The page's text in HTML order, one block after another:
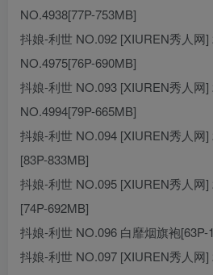
NO.4938[77P-753MB]
抖娘-利世 NO.092 [XIUREN秀人网]
NO.4975[76P-690MB]
抖娘-利世 NO.093 [XIUREN秀人网]
NO.4994[79P-665MB]
抖娘-利世 NO.094 [XIUREN秀人网]
[83P-833MB]
抖娘-利世 NO.095 [XIUREN秀人网]
[74P-692MB]
抖娘-利世 NO.096 白靡烟旗袍[63P-
抖娘-利世 NO.097 [XIUREN秀人网]